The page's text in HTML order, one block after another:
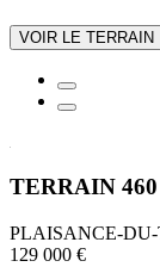
VOIR LE TERRAIN
TERRAIN
PLAISANCE-
129 000 €